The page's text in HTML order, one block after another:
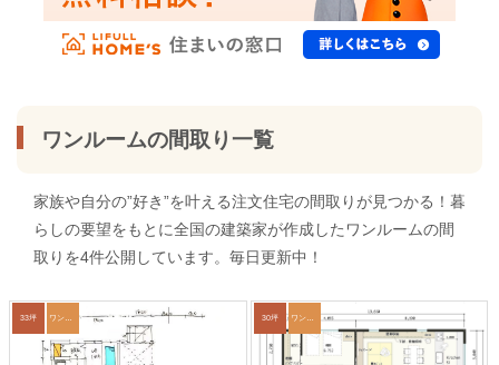
ワンルームの間取り一覧
家族や自分の”好き”を叶える注文住宅の間取りが見つかる！暮
らしの要望をもとに全国の建築家が作成したワンルームの間
取りを4件公開しています。毎日更新中！
33坪 30坪